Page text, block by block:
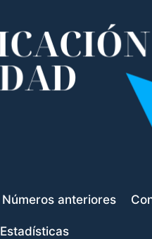
Números anteriores
Estadísticas